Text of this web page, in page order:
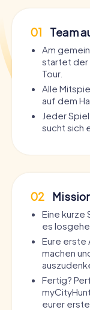
01 Team
Am
startet der
Tour.
Alle
auf dem
Jeder
sucht sich
02
Eine kurze
es
Eure erste
machen
Fertig?
eurer